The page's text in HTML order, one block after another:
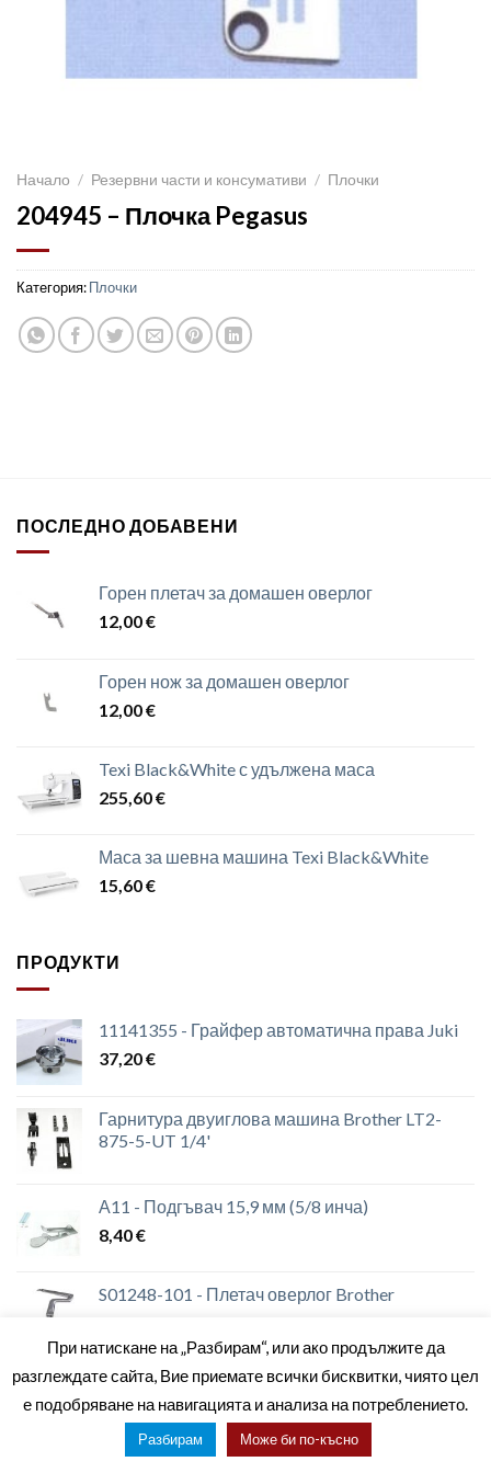
Начало / Резервни части и консумативи / Плочки
204945 – Плочка Pegasus
Категория:Плочки
ПОСЛЕДНО ДОБАВЕНИ
Горен плетач за домашен оверлог
12,00€
Горен нож за домашен оверлог
12,00€
Texi Black&White с удължена маса
255,60€
Маса за шевна машина Texi Black&White
15,60€
ПРОДУКТИ
11141355 - Грайфер автоматична права Juki
37,20€
Гарнитура двуиглова машина Brother LT2-
875-5-UT 1/4'
А11 - Подгъвач 15,9 мм (5/8 инча)
8,40€
S01248-101 - Плетач оверлог Brother
ЗА НАС МАГАЗИНИ КОНТАКТИ ОБЩИ УСЛОВИЯ
Copyright 2026 ©setas2016.com
При натискане на „Разбирам“, или ако продължите да
разглеждате сайта, Вие приемате всички бисквитки, чиято цел
е подобряване на навигацията и анализа на потреблението.
Разбирам Може би по-късно